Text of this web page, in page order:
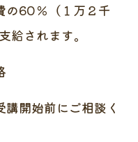
の60％（１万２千
給されます。
開始前にご相談く